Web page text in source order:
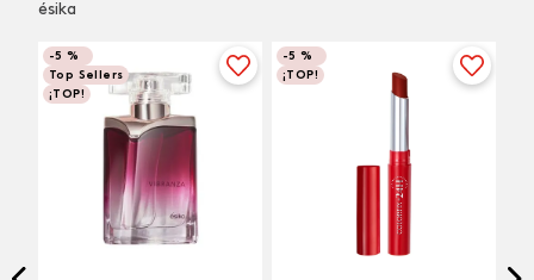
ésika
-5 %
Top Sellers
¡TOP!
-5 %
¡TOP!